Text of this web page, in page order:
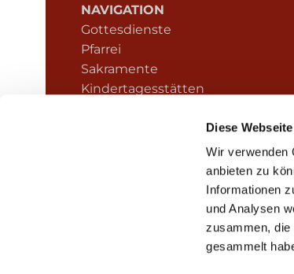
Diese
Wir verwenden
anbieten zu
Informationen
und Analysen
zusammen, die
gesammelt
NAVIGATION
Gottesdienste
Pfarrei
Sakramente
Kindertagesstätten
Hinweisgeberschutz